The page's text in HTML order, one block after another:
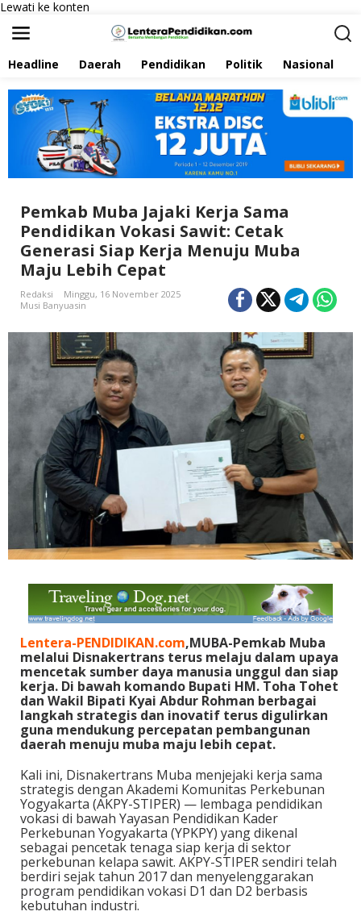
Lewati ke konten
Headline Daerah Pendidikan Politik Nasional
Pemkab Muba Jajaki Kerja Sama
Pendidikan Vokasi Sawit: Cetak
Generasi Siap Kerja Menuju Muba
Maju Lebih Cepat
Redaksi
Minggu, 16 November 2025
Musi Banyuasin
Lentera-PENDIDIKAN.com,MUBA-Pemkab Muba
melalui Disnakertrans terus melaju dalam upaya
mencetak sumber daya manusia unggul dan siap
kerja. Di bawah komando Bupati HM. Toha Tohet
dan Wakil Bipati Kyai Abdur Rohman berbagai
langkah strategis dan inovatif terus digulirkan
guna mendukung percepatan pembangunan
daerah menuju muba maju lebih cepat.
Kali ini, Disnakertrans Muba menjejaki kerja sama
strategis dengan Akademi Komunitas Perkebunan
Yogyakarta (AKPY-STIPER) — lembaga pendidikan
vokasi di bawah Yayasan Pendidikan Kader
Perkebunan Yogyakarta (YPKPY) yang dikenal
sebagai pencetak tenaga siap kerja di sektor
perkebunan kelapa sawit. AKPY-STIPER sendiri telah
berdiri sejak tahun 2017 dan menyelenggarakan
program pendidikan vokasi D1 dan D2 berbasis
kebutuhan industri.